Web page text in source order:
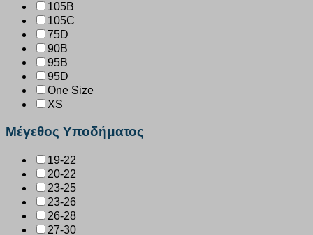
105B
105C
75D
90B
95B
95D
One Size
XS
Μέγεθος Υποδήματος
19-22
20-22
23-25
23-26
26-28
27-30